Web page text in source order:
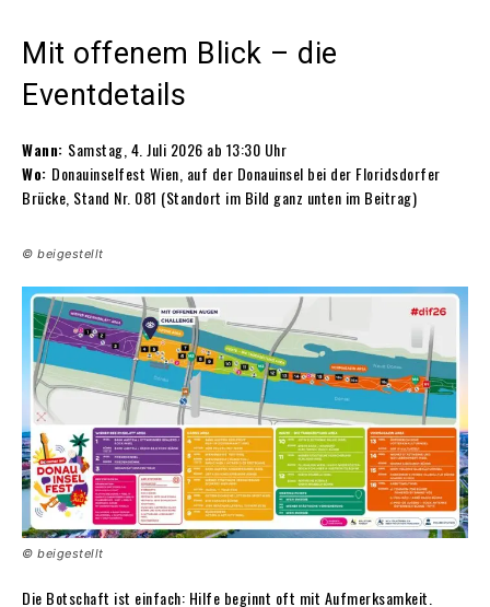
Mit offenem Blick – die
Eventdetails
Wann: Samstag, 4. Juli 2026 ab 13:30 Uhr
Wo: Donauinselfest Wien, auf der Donauinsel bei der Floridsdorfer
Brücke, Stand Nr. 081 (Standort im Bild ganz unten im Beitrag)
© beigestellt
© beigestellt
Die Botschaft ist einfach: Hilfe beginnt oft mit Aufmerksamkeit.